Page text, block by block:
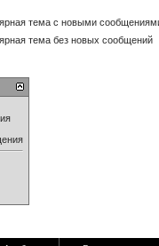
тема с новыми
тема без новых сообщений